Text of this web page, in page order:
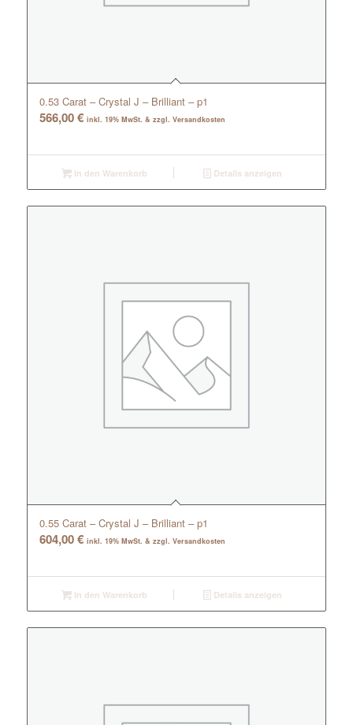
0.53 Carat – Crystal J – Brilliant – p1
566,00€ inkl. 19% MwSt. & zzgl. Versandkosten
In den Warenkorb Details anzeigen
0.55 Carat – Crystal J – Brilliant – p1
604,00€ inkl. 19% MwSt. & zzgl. Versandkosten
In den Warenkorb Details anzeigen